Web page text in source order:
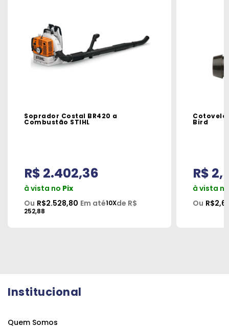
Soprador Costal BR420 a
Combustão STIHL
R$ 2.402,36
à vista no Pix
Ou R$2.528,80 Em até10Xde R$
252,88
Cotovelo
Bird
R$
à vista
Ou
Institucional
Quem Somos